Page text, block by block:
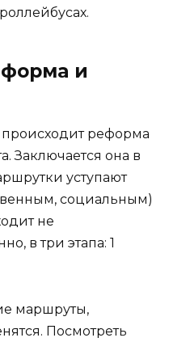
и
происходит реформа
Заключается она в
уступают
социальным)
не
в три этапа: 1
маршруты,
Посмотреть